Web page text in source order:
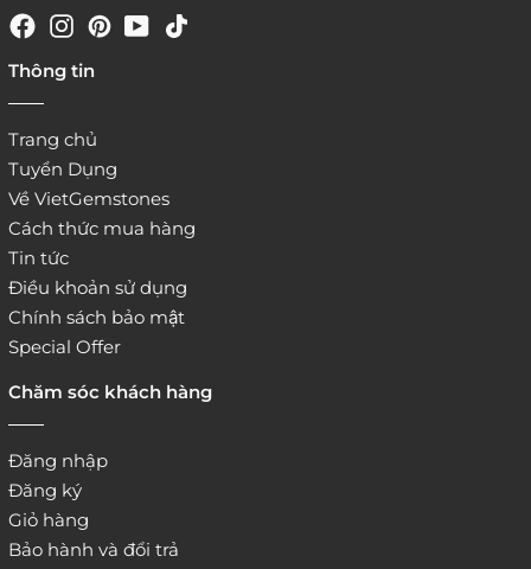
website:
Thông tin
Trang chủ
Tuyển Dụng
Về VietGemstones
Cách thức mua hàng
Tin tức
Điều khoản sử dụng
Chính sách bảo mật
Special Offer
Chăm sóc khách hàng
Đăng nhập
Đăng ký
Giỏ hàng
Bảo hành và đổi trả